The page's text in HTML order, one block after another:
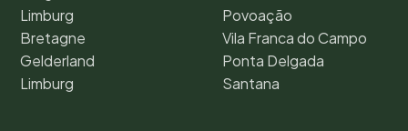
Limburg
Bretagne
Gelderland
Limburg
Povoação
Vila Franca do Campo
Ponta Delgada
Santana